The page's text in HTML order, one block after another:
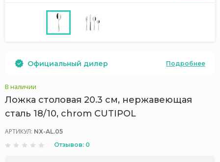
Официальный дилер Подробнее
В наличии
Ложка столовая 20.3 см, нержавеющая
сталь 18/10, chrom CUTIPOL
АРТИКУЛ: NX-AL.05
Отзывов: 0